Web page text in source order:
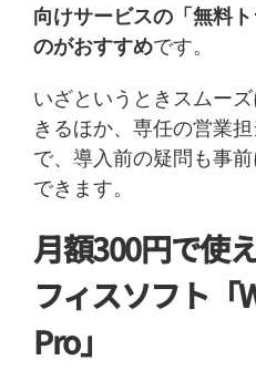
向けサービスの「無料
のがおすすめです。
いざというときスムー
きるほか、専任の営業
で、導入前の疑問も事
できます。
月額300円で使
フィスソフト「
Pro」